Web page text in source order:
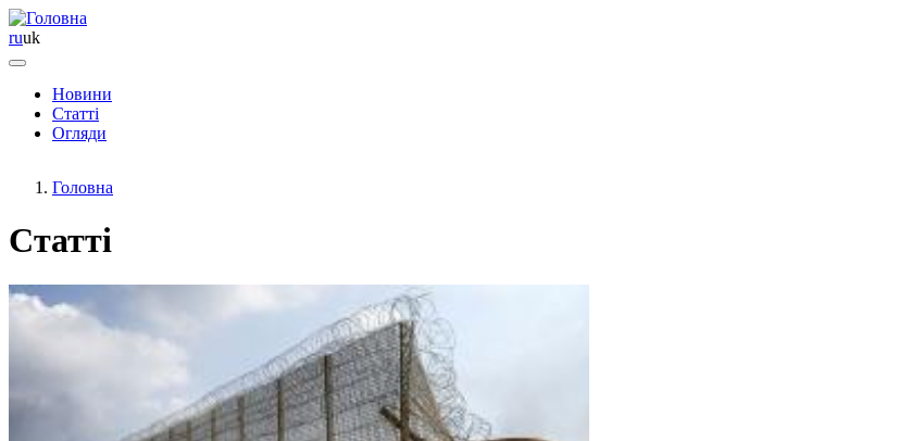
ruuk
Основная
навигация
Новини
Статті
Огляди
Головна
Статті